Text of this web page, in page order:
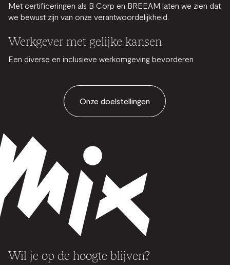
Met certificeringen als B Corp en BREEAM laten we zien dat
we bewust zijn van onze verantwoordelijkheid.
Werkgever met gelijke kansen
Een diverse en inclusieve werkomgeving bevorderen
Onze doelstellingen
Wil je op de hoogte blijven?